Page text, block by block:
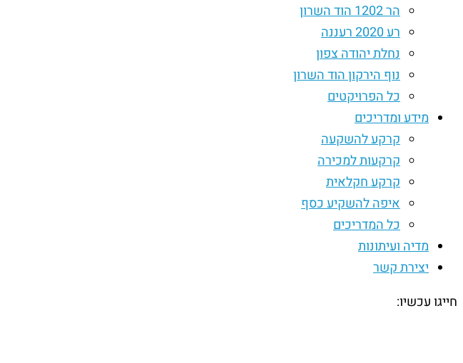
הר 1202 הוד השרון
רע 2020 רעננה
נחלת יהודה צפון
נוף הירקון הוד השרון
כל הפרויקטים
מידע ומדריכים
קרקע להשקעה
קרקעות למכירה
קרקע חקלאית
איפה להשקיע כסף
כל המדריכים
מדיה ועיתונות
יצירת קשר
חייגו עכשיו: